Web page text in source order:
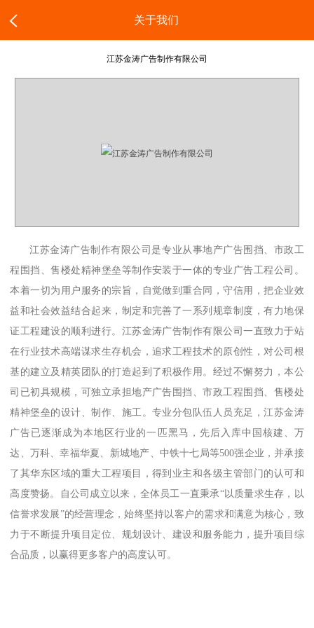
关于我们
江苏金涛广告制作有限公司
江苏金涛广告制作有限公司是专业从事地产广告围挡、市政工
程围挡、售楼处精神堡垒等制作安装于一体的专业广告工程公司。
本着一切为用户服务的宗旨，自觉做到重合同，守信用，把企业效
益和社会效益结合起来，制定和完善了一系列规章制度，有力地保
证工程建设的顺利进行。江苏金涛广告制作有限公司一直致力于站
在行业技术高端谋求生存机会，追求工程技术的原创性，对公司根
基的建立及精英团队的打造起到了积极作用。经过不懈努力，本公
司已初具规模，可独立承担地产广告围挡、市政工程围挡、售楼处
精神堡垒的设计、制作、施工。专业分包队伍人员充足，江苏金涛
广告已逐渐成为本地区行业的一匹黑马，先后入库中国核建、万
达、万科、幸福华夏、新城地产、中铁十七局等500强企业，并承接
了其华东区域的重大工程项目，得到业主和各级主管部门的认可和
高度赞扬。自公司成立以来，全体员工一直秉承“以质量求生存，以
信誉求发展”的经营理念，始终坚持以客户的需求和满意为核心，致
力于不断提升项目定位、规划设计、建设和服务能力，提升项目综
合品质，以赢得更多客户的高度认可。